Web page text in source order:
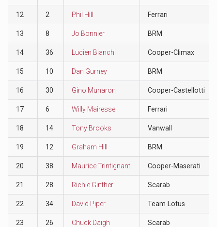
12 2 Phil Hill Ferrari
13 8 Jo Bonnier BRM
14 36 Lucien Bianchi Cooper-Climax
15 10 Dan Gurney BRM
16 30 Gino Munaron Cooper-Castellotti
17 6 Willy Mairesse Ferrari
18 14 Tony Brooks Vanwall
19 12 Graham Hill BRM
20 38 Maurice Trintignant Cooper-Maserati
21 28 Richie Ginther Scarab
22 34 David Piper Team Lotus
23 26 Chuck Daigh Scarab